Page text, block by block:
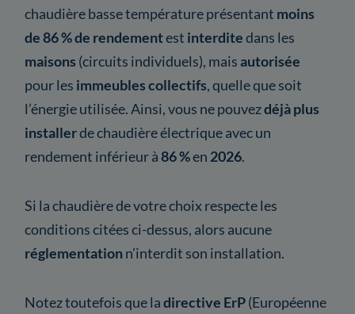
chaudière basse température présentant moins
de 86 % de rendementest interditedans les
maisons (circuits individuels), maisautorisée
pour les immeubles collectifs, quelle que soit
l’énergie utilisée. Ainsi, vous ne pouvezdéjà plus
installerde chaudière électrique avec un
rendement inférieur à86 %en 2026.
Si la chaudière de votre choix respecte les
conditions citées ci-dessus, alors aucune
réglementationn’interdit son installation.
Notez toutefois que ladirective ErP(Européenne